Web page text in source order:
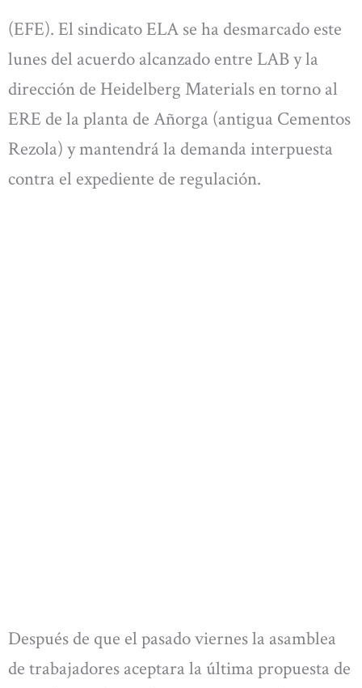
(EFE). El sindicato ELA se ha desmarcado este
lunes del acuerdo alcanzado entre LAB y la
dirección de Heidelberg Materials en torno al
ERE de la planta de Añorga (antigua Cementos
Rezola) y mantendrá la demanda interpuesta
contra el expediente de regulación.
Después de que el pasado viernes la asamblea
de trabajadores aceptara la última propuesta de